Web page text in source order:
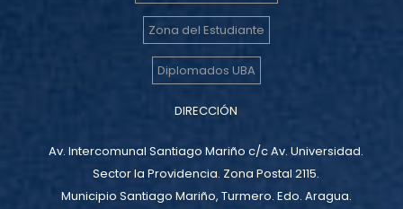
Zona del Estudiante
Diplomados UBA
DIRECCIÓN
Av. Intercomunal Santiago Mariño c/c Av. Universidad.
Sector la Providencia. Zona Postal 2115.
Municipio Santiago Mariño, Turmero. Edo. Aragua.